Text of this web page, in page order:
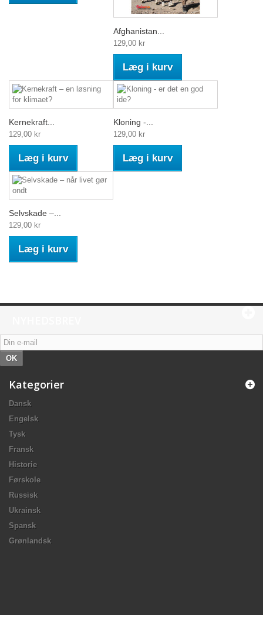
Afghanistan...
129,00 kr
Læg i kurv
Kernekraft...
129,00 kr
Læg i kurv
Kloning -...
129,00 kr
Læg i kurv
Selvskade –...
129,00 kr
Læg i kurv
OK
Kategorier
Dansk
Engelsk
Tysk
Fransk
Historie
Førskole
Russisk
Ukrainsk
Spansk
Grønlandsk